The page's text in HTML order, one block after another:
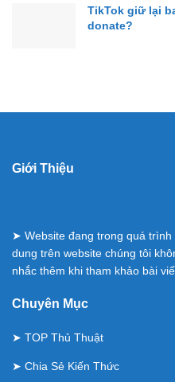
TikTok giữ lại
donate?
Giới Thiệu
➤ Website đang trong quá
dung trên website chúng tôi
nhắc thêm khi tham khảo bài
Chuyên Mục
➤ TOP Thủ Thuật
➤ Chia Sẻ Kiến Thức